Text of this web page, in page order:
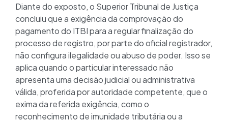
Diante do exposto, o Superior Tribunal de Justiça
concluiu que a exigência da comprovação do
pagamento do ITBI para a regular finalização do
processo de registro, por parte do oficial registrador,
não configura ilegalidade ou abuso de poder. Isso se
aplica quando o particular interessado não
apresenta uma decisão judicial ou administrativa
válida, proferida por autoridade competente, que o
exima da referida exigência, como o
reconhecimento de imunidade tributária ou a